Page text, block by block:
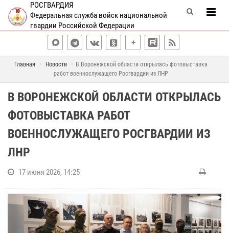
РОСГВАРДИЯ
Федеральная служба войск национальной
гвардии Российской Федерации
Главная Новости
В Воронежской области открылась фотовыставка
работ военнослужащего Росгвардии из ЛНР
В ВОРОНЕЖСКОЙ ОБЛАСТИ ОТКРЫЛАСЬ
ФОТОВЫСТАВКА РАБОТ
ВОЕННОСЛУЖАЩЕГО РОСГВАРДИИ ИЗ
ЛНР
17 июня 2026, 14:25